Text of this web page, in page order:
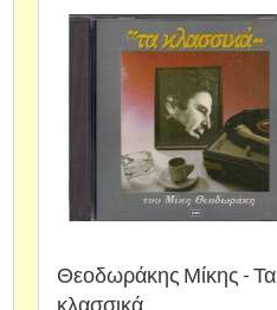
Θεοδωράκης Μίκης - Τα
κλασσικά